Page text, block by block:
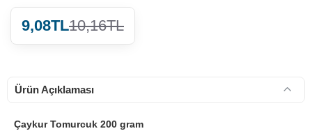
9,08TL10,16TL
Ürün Açıklaması
Çaykur Tomurcuk 200 gram